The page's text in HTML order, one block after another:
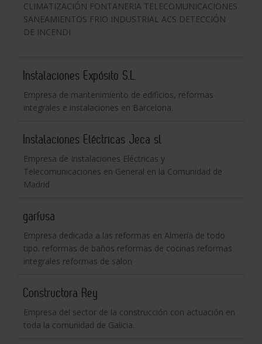
CLIMATIZACIÓN FONTANERIA TELECOMUNICACIONES
SANEAMIENTOS FRIO INDUSTRIAL ACS DETECCIÓN
DE INCENDI
Instalaciones Expósito S.L.
Empresa de mantenimiento de edificios, reformas
integrales e instalaciones en Barcelona.
Instalaciones Eléctricas Jeca sl
Empresa de Instalaciones Eléctricas y
Telecomunicaciones en General en la Comunidad de
Madrid
garfusa
Empresa dedicada a las reformas en Almería de todo
tipo. reformas de baños reformas de cocinas reformas
integrales reformas de salon
Constructora Rey
Empresa del sector de la construcción con actuación en
toda la comunidad de Galicia.